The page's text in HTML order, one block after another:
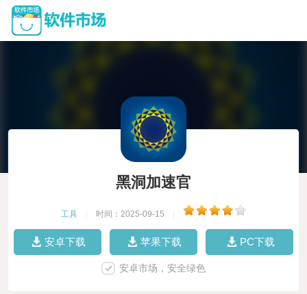
黑洞加速官
工具 时间：2025-09-15
安卓下载 苹果下载 PC下载
安卓市场，安全绿色